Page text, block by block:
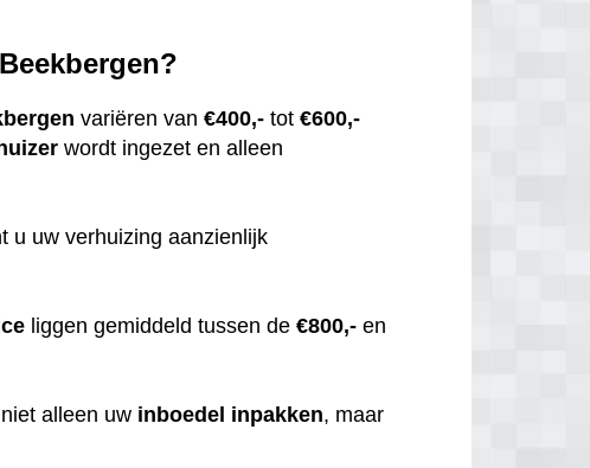
variëren van€400,- tot€600,-
wordt ingezet en alleen
u uw verhuizing aanzienlijk
liggen gemiddeld tussen de€800,- en
alleen uw inboedel inpakken, maar